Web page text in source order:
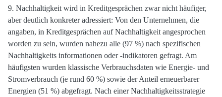
9. Nachhaltigkeit wird in Kreditgesprächen zwar nicht häufiger,
aber deutlich konkreter adressiert: Von den Unternehmen, die
angaben, in Kreditgesprächen auf Nachhaltigkeit angesprochen
worden zu sein, wurden nahezu alle (97 %) nach spezifischen
Nachhaltigkeits informationen oder -indikatoren gefragt. Am
häufigsten wurden klassische Verbrauchsdaten wie Energie- und
Stromverbrauch (je rund 60 %) sowie der Anteil erneuerbarer
Energien (51 %) abgefragt. Nach einer Nachhaltigkeitsstrategie